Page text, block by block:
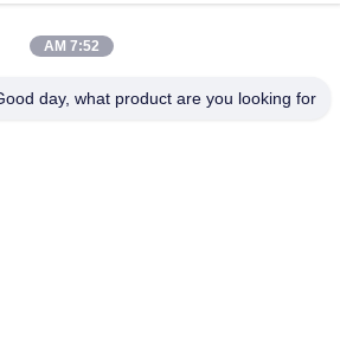
تلفن
7:52 AM
Good day, what product are you looking for?